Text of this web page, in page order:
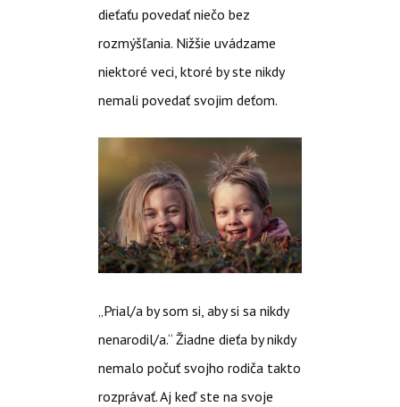
dieťaťu povedať niečo bez
rozmýšľania. Nižšie uvádzame
niektoré veci, ktoré by ste nikdy
nemali povedať svojim deťom.
„Prial/a by som si, aby si sa nikdy
nenarodil/a.“ Žiadne dieťa by nikdy
nemalo počuť svojho rodiča takto
rozprávať. Aj keď ste na svoje